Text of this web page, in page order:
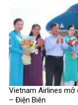
Vietnam Airlines mở
– Điện Biên